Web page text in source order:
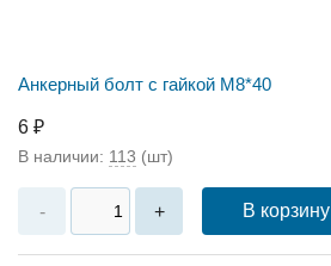
Анкерный болт с гайкой М8*40
6 ₽
В наличии: 113 (шт)
- + В корзину